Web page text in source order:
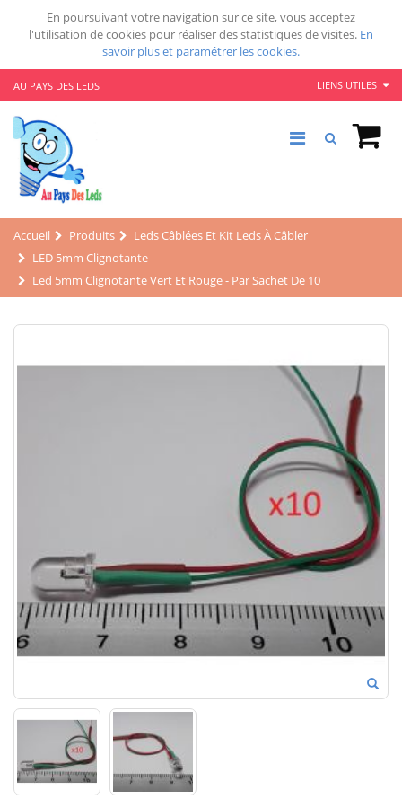
En poursuivant votre navigation sur ce site, vous acceptez
l'utilisation de cookies pour réaliser des statistiques de visites. En
savoir plus et paramétrer les cookies.
AU PAYS DES LEDS LIENS UTILES
Accueil Produits
Leds Câblées Et Kit Leds À Câbler
LED 5mm Clignotante
Led 5mm Clignotante Vert Et Rouge - Par Sachet De 10